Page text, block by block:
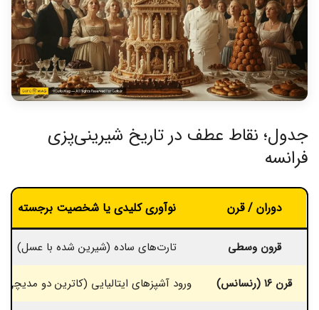
جدول؛ نقاط عطف در تاریخ شیرینی‌پزی
فرانسه
دوران / قرن نوآوری کلیدی یا شخصیت برجسته
قرون وسطی تارت‌های ساده (شیرین شده با عسل)
قرن ۱۶ (رنسانس) ورود آشپزهای ایتالیایی (کاترین دو مدیچی)